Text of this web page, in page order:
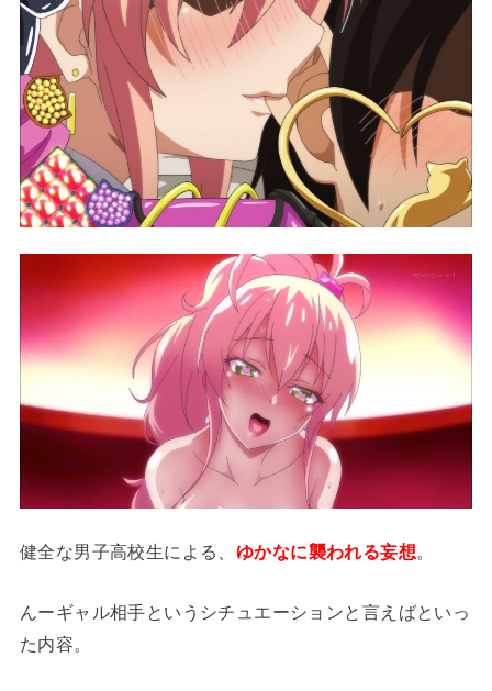
健全な男子高校生による、 ゆかなに襲われる妄想。
んーギャル相手というシチュエーションと言えばといっ
た内容。